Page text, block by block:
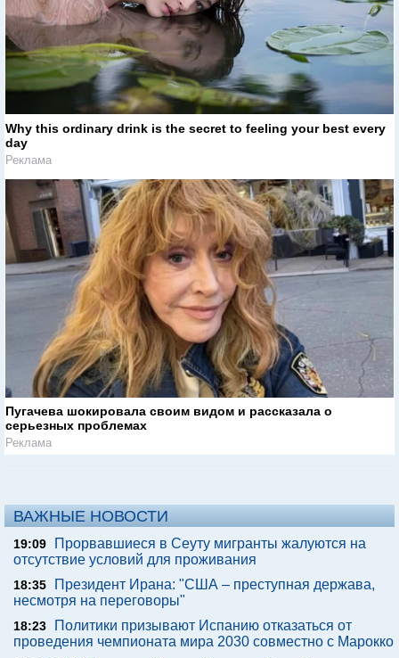
Why this ordinary drink is the secret to feeling your best every
day
Реклама
Пугачева шокировала своим видом и рассказала о
серьезных проблемах
Реклама
ВАЖНЫЕ НОВОСТИ
19:09
Прорвавшиеся в Сеуту мигранты жалуются на
отсутствие условий для проживания
18:35
Президент Ирана: "США – преступная держава,
несмотря на переговоры"
18:23
Политики призывают Испанию отказаться от
проведения чемпионата мира 2030 совместно с Марокко